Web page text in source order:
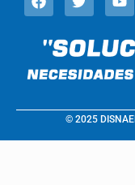
© 2025